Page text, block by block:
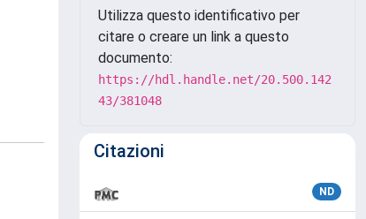
Utilizza questo identificativo per
citare o creare un link a questo
documento:
https://hdl.handle.net/20.500.142
43/381048
Citazioni
ND